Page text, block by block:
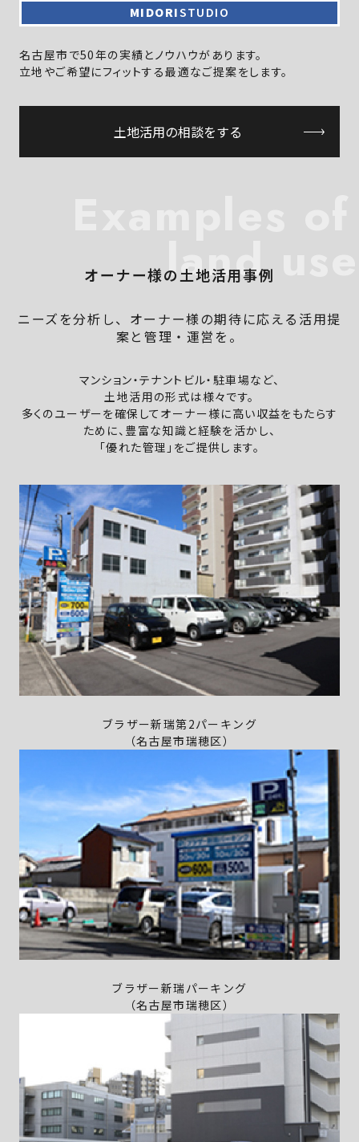
MIDORISTUDIO
名古屋市で50年の実績とノウハウがあります。
立地やご希望にフィットする最適なご提案をします。
土地活用の相談をする
land use
オーナー様の土地活用事例
ニーズを分析し、オーナー様の期待に応える活用提
案と管理・運営を。
マンション・テナントビル・駐車場など、
土地活用の形式は様々です。
多くのユーザーを確保してオーナー様に高い収益をもたらす
ために、豊富な知識と経験を活かし、
「優れた管理」をご提供します。
ブラザー新瑞第2パーキング
（名古屋市瑞穂区）
ブラザー新瑞パーキング
（名古屋市瑞穂区）